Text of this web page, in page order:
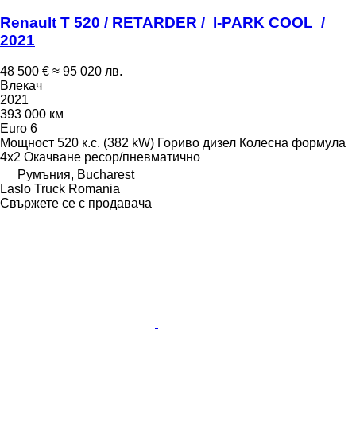
Renault T 520 / RETARDER / I-PARK COOL /
2021
48 500 € ≈ 95 020 лв.
Влекач
2021
393 000 км
Euro 6
Мощност 520 к.с. (382 kW) Гориво дизел Колесна формула
4x2 Окачване ресор/пневматично
Румъния, Bucharest
Laslo Truck Romania
Свържете се с продавача